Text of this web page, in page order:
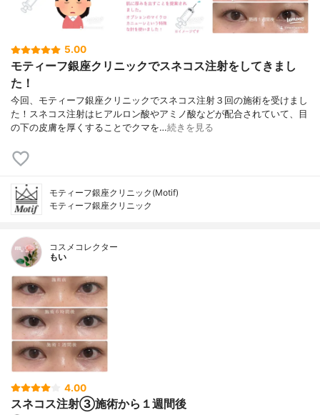
5.00
モティーフ銀座クリニックでスネコス注射をしてきまし
た！
今回、モティーフ銀座クリニックでスネコス注射３回の施術を受けまし
た！スネコス注射はヒアルロン酸やアミノ酸などが配合されていて、目
の下の皮膚を厚くすることでクマを…続きを見る
モティーフ銀座クリニック(Motif)
モティーフ銀座クリニック
コスメコレクター
もい
4.00
スネコス注射③施術から１週間後